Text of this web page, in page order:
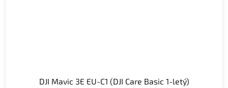
DJI Mavic 3E EU-C1 (DJI Care Basic 1-letý)